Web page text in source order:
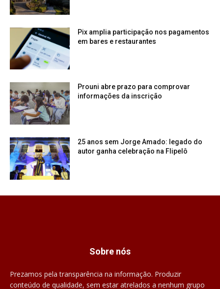
Pix amplia participação nos pagamentos
em bares e restaurantes
Prouni abre prazo para comprovar
informações da inscrição
25 anos sem Jorge Amado: legado do
autor ganha celebração na Flipelô
Sobre nós
Prezamos pela transparência na informação. Produzir
conteúdo de qualidade, sem estar atrelados a nenhum grupo